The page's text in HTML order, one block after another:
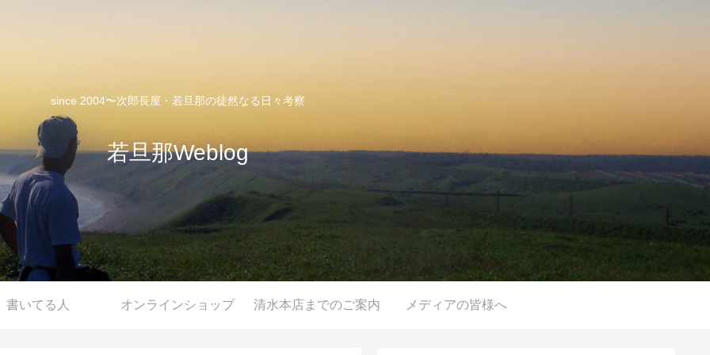
since 2004〜次郎長屋・若旦那の徒然なる日々考察
若旦那Weblog
書いてる人 オンラインショップ 清水本店までのご案内 メディアの皆様へ